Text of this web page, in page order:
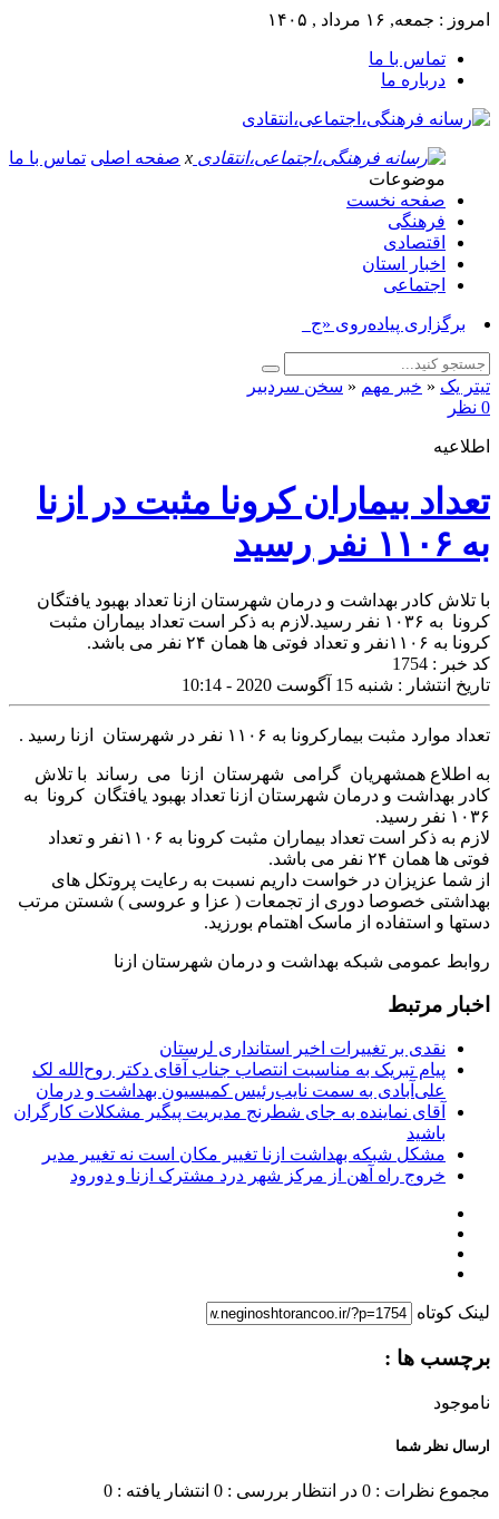
امروز : جمعه, ۱۶ مرداد , ۱۴۰۵
تماس با ما
درباره ما
x صفحه اصلی تماس با ما
موضوعات
صفحه نخست
فرهنگی
اقتصادی
اخبار استان
اجتماعی
برگزاری پیاده‌روی «جاماند_
تیتر یک « خبر مهم « سخن سردبیر
0 نظر
اطلاعیه
تعداد بیماران کرونا مثبت در ازنا
به ۱۱۰۶ نفر رسید
با تلاش کادر بهداشت و درمان شهرستان ازنا تعداد بهبود یافتگان
کرونا به ۱۰۳۶ نفر رسید.لازم به ذکر است تعداد بیماران مثبت
کرونا به ۱۱۰۶نفر و تعداد فوتی ها همان ۲۴ نفر می باشد.
کد خبر : 1754
تاریخ انتشار : شنبه 15 آگوست 2020 - 10:14
تعداد موارد مثبت بیمارکرونا به ۱۱۰۶ نفر در شهرستان ازنا رسید .
به اطلاع همشهریان گرامی شهرستان ازنا می رساند با تلاش
کادر بهداشت و درمان شهرستان ازنا تعداد بهبود یافتگان کرونا به
۱۰۳۶ نفر رسید.
لازم به ذکر است تعداد بیماران مثبت کرونا به ۱۱۰۶نفر و تعداد
فوتی ها همان ۲۴ نفر می باشد.
از شما عزیزان در خواست داریم نسبت به رعایت پروتکل های
بهداشتی خصوصا دوری از تجمعات ( عزا و عروسی ) شستن مرتب
دستها و استفاده از ماسک اهتمام بورزید.
روابط عمومی شبکه بهداشت و درمان شهرستان ازنا
اخبار مرتبط
نقدی بر تغییرات اخیر استانداری لرستان
پیام تبریک به مناسبت انتصاب جناب آقای دکتر روح‌الله لک
علی‌آبادی به سمت نایب‌رئیس کمیسیون بهداشت و درمان
آقای نماینده به جای شطرنج مدیریت پیگیر مشکلات کارگران
باشید
مشکل شبکه بهداشت ازنا تغییر مکان است نه تغییر مدیر
خروج راه آهن از مرکز شهر درد مشترک ازنا و دورود
لینک کوتاه
برچسب ها :
ناموجود
ارسال نظر شما
مجموع نظرات : 0 در انتظار بررسی : 0 انتشار یافته : 0